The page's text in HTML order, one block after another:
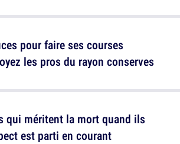
qui méritent la mort quand ils
est parti en courant
pour faire ses courses
les pros du rayon conserves